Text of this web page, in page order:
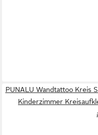
PUNALU Wandtattoo Kreis
Kinderzimmer